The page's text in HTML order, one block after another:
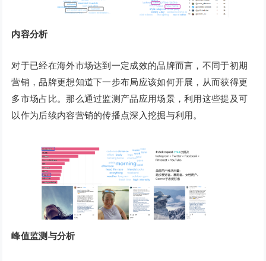
内容分析
对于已经在海外市场达到一定成效的品牌而言，不同于初期
营销，品牌更想知道下一步布局应该如何开展，从而获得更
多市场占比。那么通过监测产品应用场景，利用这些提及可
以作为后续内容营销的传播点深入挖掘与利用。
峰值监测与分析